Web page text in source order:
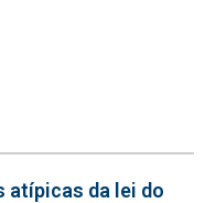
atípicas da lei do